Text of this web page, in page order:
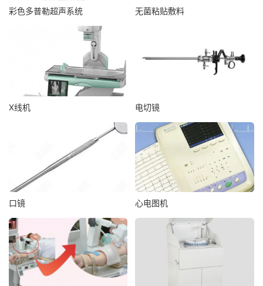
彩色多普勒超声系统 无菌粘贴敷料
X线机 电切镜
口镜 心电图机